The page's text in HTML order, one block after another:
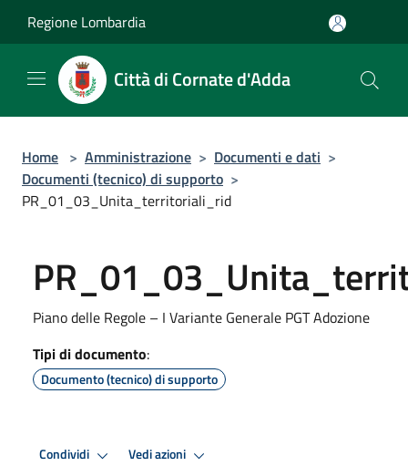
Regione Lombardia
Città di Cornate d'Adda
Home > Amministrazione > Documenti e dati >
Documenti (tecnico) di supporto >
PR_01_03_Unita_territoriali_rid
Piano delle Regole – I Variante Generale PGT Adozione
Tipi di documento:
Documento (tecnico) di supporto
Condividi Vedi azioni